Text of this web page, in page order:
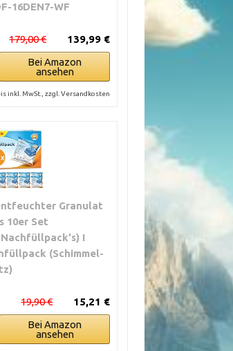
16DEN7-WF
139,99 €
179,00 €
Bei Amazon
ansehen
inkl. MwSt., zzgl. Versandkosten
Granulat
10er Set
I
(Schimmel-
15,21 €
19,90 €
Bei Amazon
ansehen